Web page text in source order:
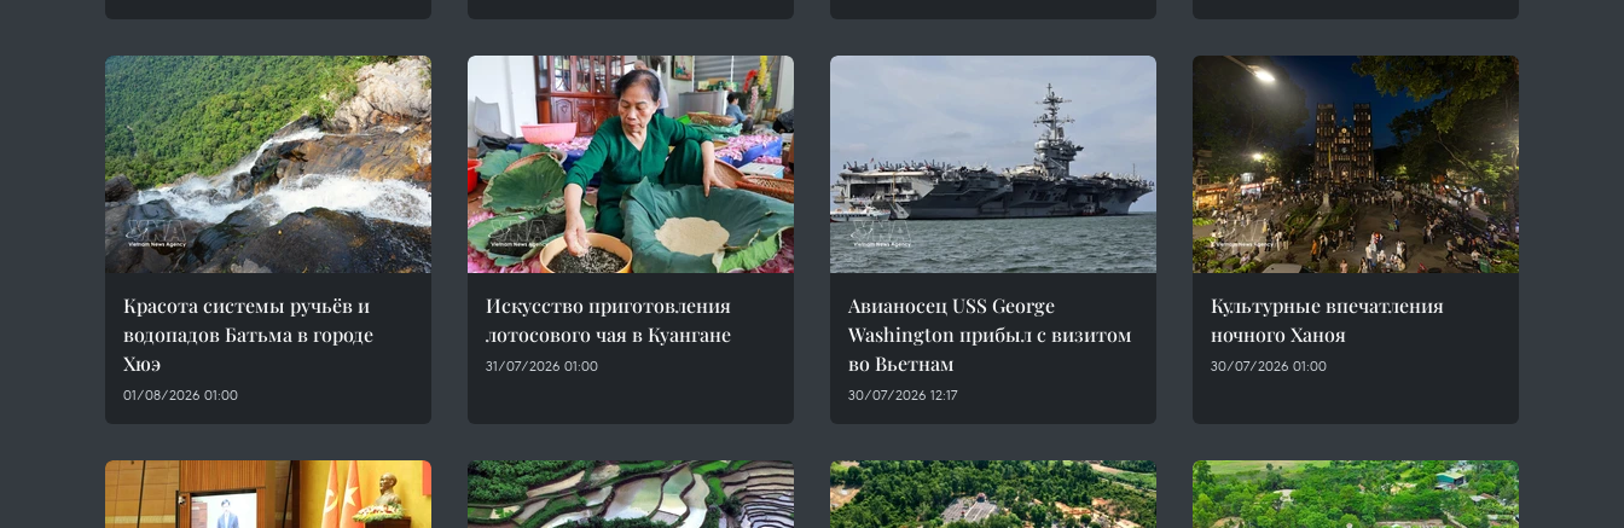
Красота системы ручьёв и
водопадов Батьма в городе
Хюэ
01/08/2026 01:00
Искусство приготовления
лотосового чая в Куангане
31/07/2026 01:00
Авианосец USS George
Washington прибыл с визитом
во Вьетнам
30/07/2026 12:17
Культурные впечатления
ночного Ханоя
30/07/2026 01:00